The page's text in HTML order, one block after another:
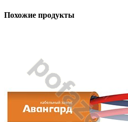
Похожие продукты